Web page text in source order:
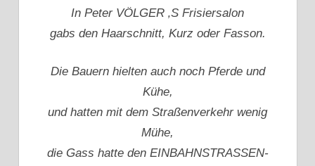
In Peter VÖLGER ‚S Frisiersalon
gabs den Haarschnitt, Kurz oder Fasson.
Die Bauern hielten auch noch Pferde und
Kühe,
und hatten mit dem Straßenverkehr wenig
Mühe,
die Gass hatte den EINBAHNSTRASSEN-